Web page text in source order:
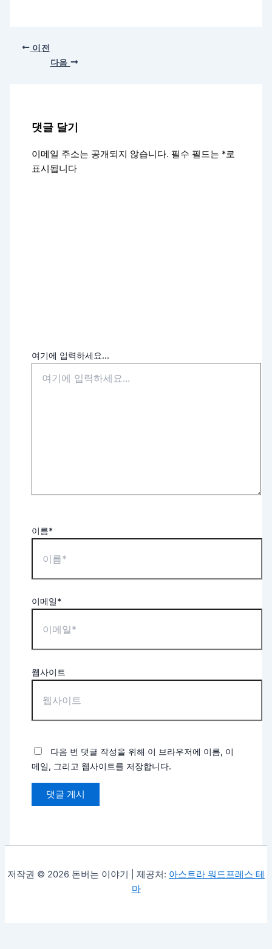
이전
다음
댓글 달기
이메일 주소는 공개되지 않습니다. 필수 필드는 *로
표시됩니다
여기에 입력하세요...
이름*
이메일*
웹사이트
다음 번 댓글 작성을 위해 이 브라우저에 이름, 이
메일, 그리고 웹사이트를 저장합니다.
저작권 © 2026 돈버는 이야기 | 제공처: 아스트라 워드프레스 테
마